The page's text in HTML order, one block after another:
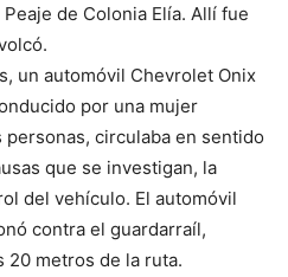
de Colonia Elía. Allí fue
un automóvil Chevrolet Onix
por una mujer
circulaba en sentido
que se investigan, la
del vehículo. El automóvil
contra el guardarraíl,
20 metros de la ruta.